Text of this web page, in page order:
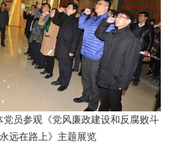
党员参观《党风廉政建设和反腐败斗
远在路上》主题展览